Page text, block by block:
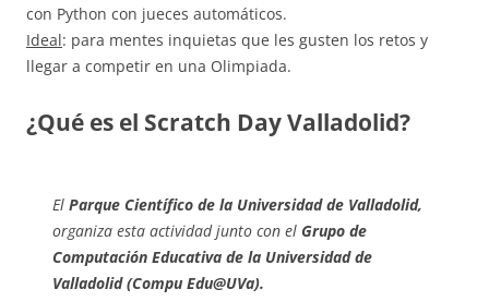
con Python con jueces automáticos.
Ideal: para mentes inquietas que les gusten los retos y
llegar a competir en una Olimpiada.
¿Qué es el Scratch Day Valladolid?
El Parque Científico de la Universidad de Valladolid,
organiza esta actividad junto con el Grupo de
Computación Educativa de la Universidad de
Valladolid (Compu Edu@UVa).